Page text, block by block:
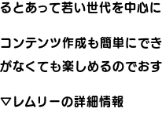
るとあって若い世代を中心
コンテンツ作成も簡単にで
がなくても楽しめるのでおす
▽レムリーの詳細情報